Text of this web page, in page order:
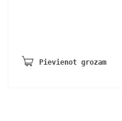
Pievienot grozam